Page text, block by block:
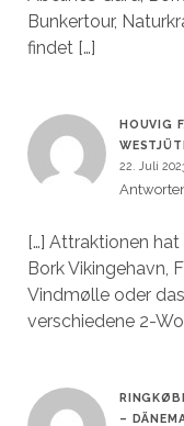
Bunkertour,
findet […]
HOUVIG
22. Juli
[…] Attraktionen hat
Bork Vikingehavn,
Vindmølle oder
verschiedene 2-
–